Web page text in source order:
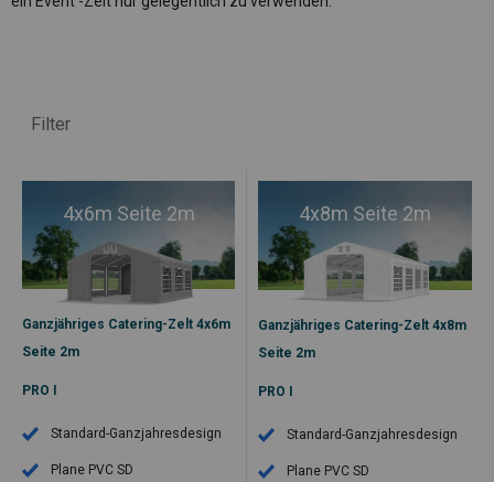
Filter
4x6m Seite 2m
Ganzjähriges Catering-Zelt 4x6m
Seite 2m
PRO I
Standard-Ganzjahresdesign
Plane PVC SD
4x8m Seite 2m
Ganzjähriges Catering-Zelt 4x8m
Seite 2m
PRO I
Standard-Ganzjahresdesign
Plane PVC SD